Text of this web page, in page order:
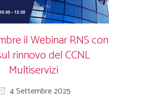
il Webinar RNS con
rinnovo del CCNL
Multiservizi
4 Settembre 2025